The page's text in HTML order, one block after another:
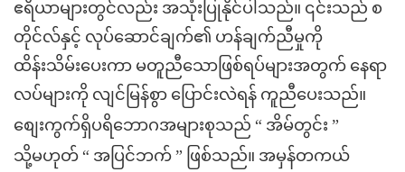
ဧရိယာများတွင်လည်း အသုံးပြုနိုင်ပါသည်။ ၎င်းသည် စ
တိုင်လ်နှင့် လုပ်ဆောင်ချက်၏ ဟန်ချက်ညီမှုကို
ထိန်းသိမ်းပေးကာ မတူညီသောဖြစ်ရပ်များအတွက် နေရာ
လပ်များကို လျင်မြန်စွာ ပြောင်းလဲရန် ကူညီပေးသည်။
စျေးကွက်ရှိပရိဘောဂအများစုသည် “ အိမ်တွင်း ”
သို့မဟုတ် “ အပြင်ဘက် ” ဖြစ်သည်။ အမှန်တကယ်